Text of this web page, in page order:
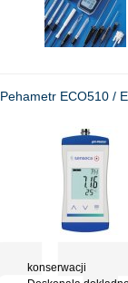
Pehametr ECO510 /
konserwacji